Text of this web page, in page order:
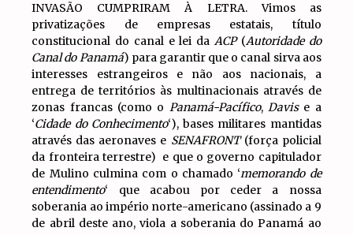
INVASÃO CUMPRIRAM À LETRA. Vimos as
privatizações de empresas estatais, título
constitucional do canal e lei daACP(Autoridade do
Canal do Panamá) para garantir que o canal sirva aos
interesses estrangeiros e não aos nacionais, a
entrega de territórios às multinacionais através de
zonas francas (como o Panamá-Pacífico,Davise a
‘Cidade do Conhecimento‘), bases militares mantidas
através das aeronaves e SENAFRONT(força policial
da fronteira terrestre) e que o governo capitulador
de Mulino culmina com o chamado ‘memorando de
entendimento‘ que acabou por ceder a nossa
soberania ao império norte-americano (assinado a 9
de abril deste ano, viola a soberania do Panamá ao